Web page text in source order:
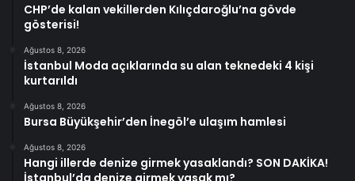
CHP’de kalan vekillerden Kılıçdaroğlu’na gövde
gösterisi!
Ağustos 8, 2026
İstanbul Moda açıklarında su alan teknedeki 4 kişi
kurtarıldı
Ağustos 8, 2026
Bursa Büyükşehir’den İnegöl’e ulaşım hamlesi
Ağustos 8, 2026
Hangi illerde denize girmek yasaklandı? SON DAKİKA!